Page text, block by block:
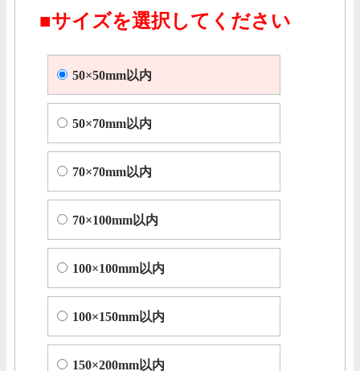
■サイズを選択してください
50×50mm以内
50×70mm以内
70×70mm以内
70×100mm以内
100×100mm以内
100×150mm以内
150×200mm以内